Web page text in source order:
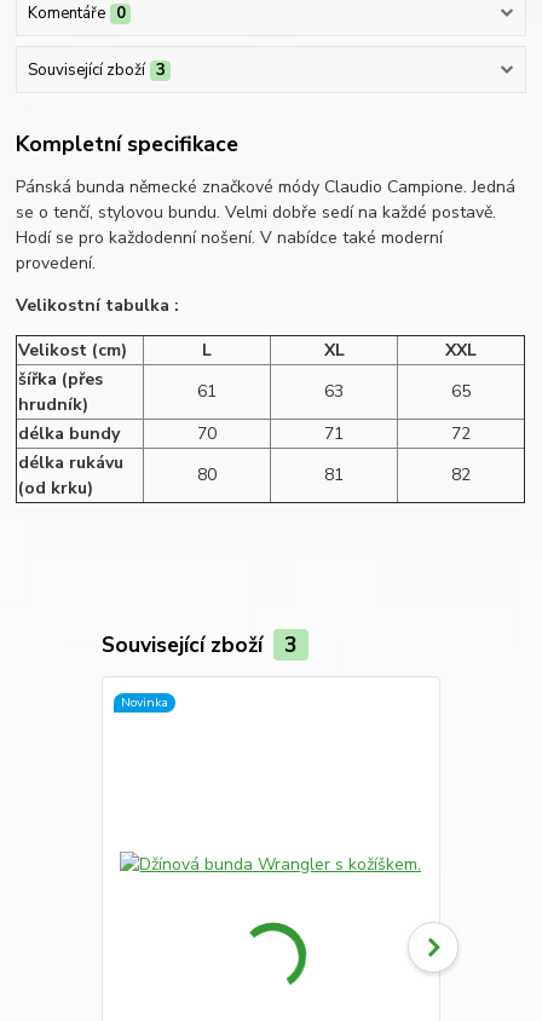
Komentáře 0
Související zboží 3
Kompletní specifikace
Pánská bunda německé značkové módy Claudio Campione. Jedná
se o tenčí, stylovou bundu. Velmi dobře sedí na každé postavě.
Hodí se pro každodenní nošení. V nabídce také moderní
provedení.
Velikostní tabulka :
Velikost (cm)
L XL
XXL
šířka (přes
hrudník)
61 63
65
délka bundy
70 71
72
délka rukávu
(od krku)
80 81 82
Související zboží 3
Novinka